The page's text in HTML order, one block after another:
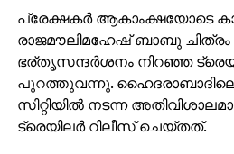
പ്രേക്ഷകര്‍ ആകാംക്ഷയോടെ
രാജമൗലിമഹേഷ് ബാബു ചിത്രം
ഭര്തൃസന്ദര്‍ശനം നിറഞ്ഞ
പുറത്തുവന്നു. ഹൈദരാബാദിലെ
സിറ്റിയില്‍ നടന്ന
ട്രെയിലര്‍ റിലീസ് ചെയ്തത്.